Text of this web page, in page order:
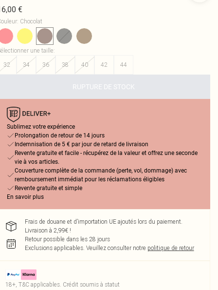
€
: Chocolat
une taille:
32
34 36 38 40 42 44
RUPTURE DE STOCK
Sublimez votre expérience
Prolongation de retour de 14 jours
Indemnisation de 5 € par jour de retard de livraison
Revente gratuite et facile - récupérez de la valeur et offrez une seconde
vie à vos articles.
Couverture complète de la commande (perte, vol, dommage) avec
remboursement immédiat pour les réclamations éligibles
Revente gratuite et simple
En savoir plus
Frais de douane et d’importation UE ajoutés lors du paiement.
Livraison à 2,99€ !
Retour possible dans les 28 jours
Exclusions applicables. Veuillez consulter notre politique de retour
18+, T&C applicables. Crédit soumis à statut